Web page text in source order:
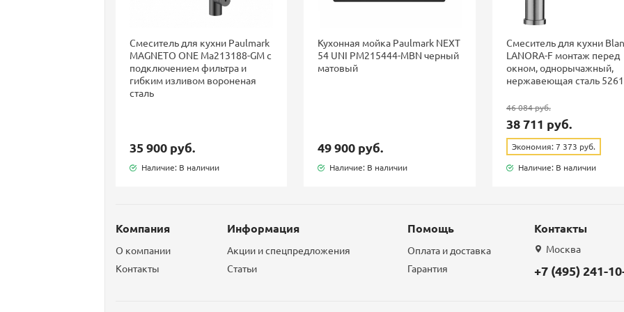
Смеситель для кухни Paulmark
MAGNETO ONE Ma213188-GM с
подключением фильтра и
гибким изливом вороненая
сталь
35 900 руб.
Наличие: В наличии
Кухонная мойка Paulmark NEXT
54 UNI PM215444-MBN черный
матовый
49 900 руб.
Наличие: В наличии
Смеситель для кухни
LANORA-F монтаж перед
окном, однорычажный,
нержавеющая сталь
46 084 руб.
38 711 руб.
Экономия: 7 373 руб.
Наличие: В наличии
Компания
О компании
Контакты
Информация
Акции и спецпредложения
Статьи
Помощь
Оплата и доставка
Гарантия
Контакты
Москва
+7 (495) 241-